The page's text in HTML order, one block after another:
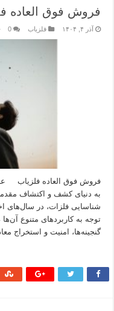
فروش فوق العاده
آذر ۴, ۱۴۰۴ فلزیاب 0
فروش فوق العاده فلزیاب
به دنیای کشف و اکتشاف
شناسایی فلزات، در سال‌های
توجه به کاربردهای متنوع
گنجینه‌ها، امنیت و استخراج